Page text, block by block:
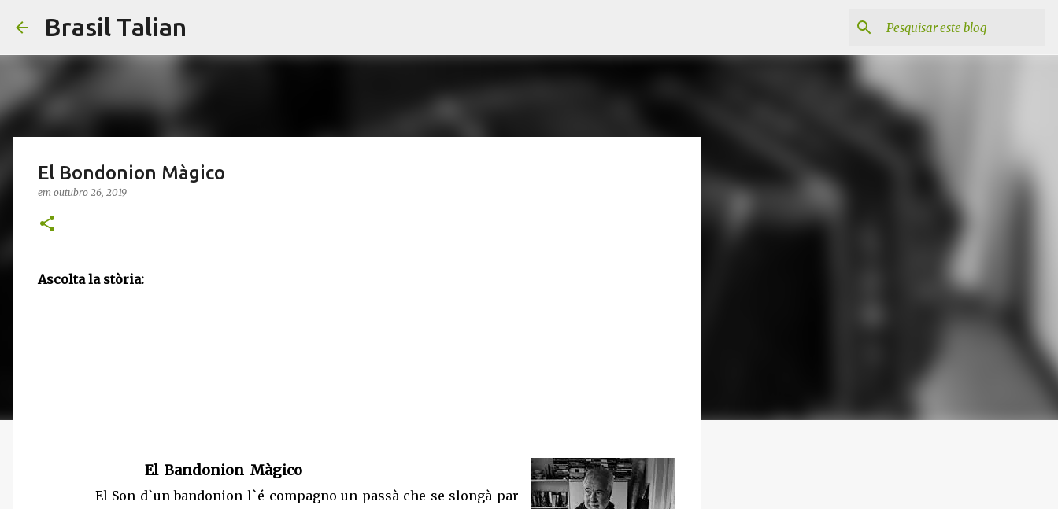
Brasil Talian
El Bondonion Màgico
em outubro 26, 2019
Ascolta la stòria:
El Bandonion Màgico
El Son d`un bandonion l`é compagno un passà che se slongà par